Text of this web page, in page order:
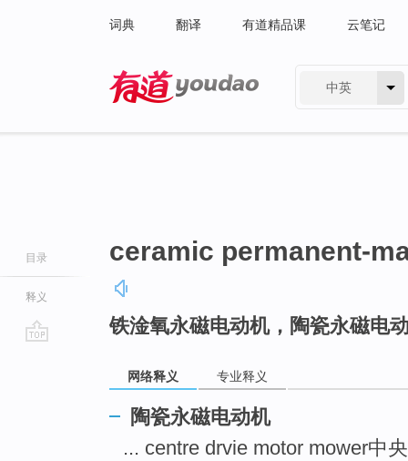
词典 翻译 有道精品课 云笔记
中英
目录
释义
ceramic permanent-
铁淦氧永磁电动机，陶瓷永磁电
网络释义 专业释义
陶瓷永磁电动机
... centre drvie motor mower中